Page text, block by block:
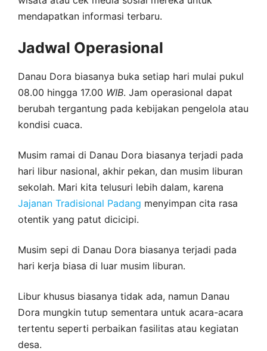
mendapatkan informasi terbaru.
Jadwal Operasional
Danau Dora biasanya buka setiap hari mulai pukul
08.00 hingga 17.00 WIB. Jam operasional dapat
berubah tergantung pada kebijakan pengelola atau
kondisi cuaca.
Musim ramai di Danau Dora biasanya terjadi pada
hari libur nasional, akhir pekan, dan musim liburan
sekolah. Mari kita telusuri lebih dalam, karena
Jajanan Tradisional Padang menyimpan cita rasa
otentik yang patut dicicipi.
Musim sepi di Danau Dora biasanya terjadi pada
hari kerja biasa di luar musim liburan.
Libur khusus biasanya tidak ada, namun Danau
Dora mungkin tutup sementara untuk acara-acara
tertentu seperti perbaikan fasilitas atau kegiatan
desa.